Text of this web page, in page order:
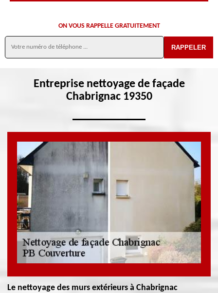
ON VOUS RAPPELLE GRATUITEMENT
Entreprise nettoyage de façade
Chabrignac 19350
Le nettoyage des murs extérieurs à Chabrignac